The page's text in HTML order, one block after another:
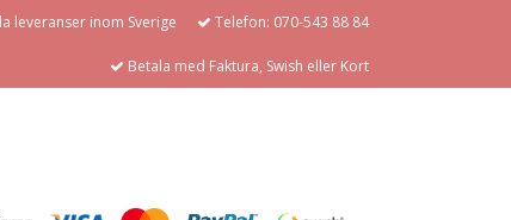
leveranser inom Sverige Telefon: 070-543 88 84
Betala med Faktura, Swish eller Kort